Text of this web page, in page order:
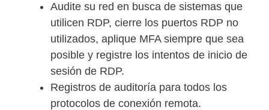
Audite su red en busca de sistemas que
utilicen RDP, cierre los puertos RDP no
utilizados, aplique MFA siempre que sea
posible y registre los intentos de inicio de
sesión de RDP.
Registros de auditoría para todos los
protocolos de conexión remota.